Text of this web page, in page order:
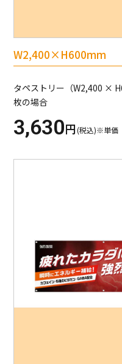
W2,400×H600mm
タペストリー（W2,400 ×
枚の場合
3,630円(税込)※単価